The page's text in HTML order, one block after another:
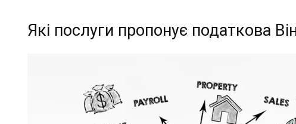
Які послуги пропонує податкова